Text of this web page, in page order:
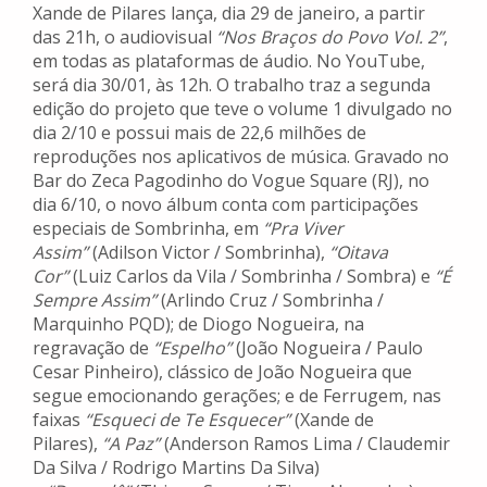
Xande de Pilares lança, dia 29 de janeiro, a partir
das 21h, o audiovisual “Nos Braços do Povo Vol. 2”,
em todas as plataformas de áudio. No YouTube,
será dia 30/01, às 12h. O trabalho traz a segunda
edição do projeto que teve o volume 1 divulgado no
dia 2/10 e possui mais de 22,6 milhões de
reproduções nos aplicativos de música. Gravado no
Bar do Zeca Pagodinho do Vogue Square (RJ), no
dia 6/10, o novo álbum conta com participações
especiais de Sombrinha, em “Pra Viver
Assim”(Adilson Victor / Sombrinha), “Oitava
Cor”(Luiz Carlos da Vila / Sombrinha / Sombra) e “É
Sempre Assim”(Arlindo Cruz / Sombrinha /
Marquinho PQD); de Diogo Nogueira, na
regravação de “Espelho”(João Nogueira / Paulo
Cesar Pinheiro), clássico de João Nogueira que
segue emocionando gerações; e de Ferrugem, nas
faixas “Esqueci de Te Esquecer”(Xande de
Pilares), “A Paz”(Anderson Ramos Lima / Claudemir
Da Silva / Rodrigo Martins Da Silva)